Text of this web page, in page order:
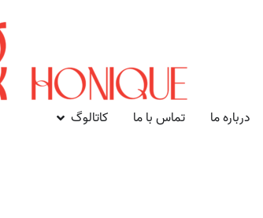
درباره ما تماس با ما کاتالوگ